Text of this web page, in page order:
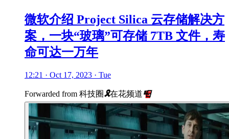
微软介绍 Project Silica 云存储解决方
案，一块“玻璃”可存储 7TB 文件，寿
命可达一万年
12:21 · Oct 17, 2023 · Tue
Forwarded from 科技圈🎗在花频道📮